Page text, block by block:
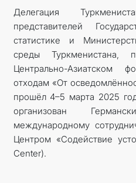
Делегация
представителей
статистике и
среды Туркменистана,
Центрально-Азиатском
отходам «От
прошёл 4–5 марта 2025
организован
международному
Центром «Содействие
Center).